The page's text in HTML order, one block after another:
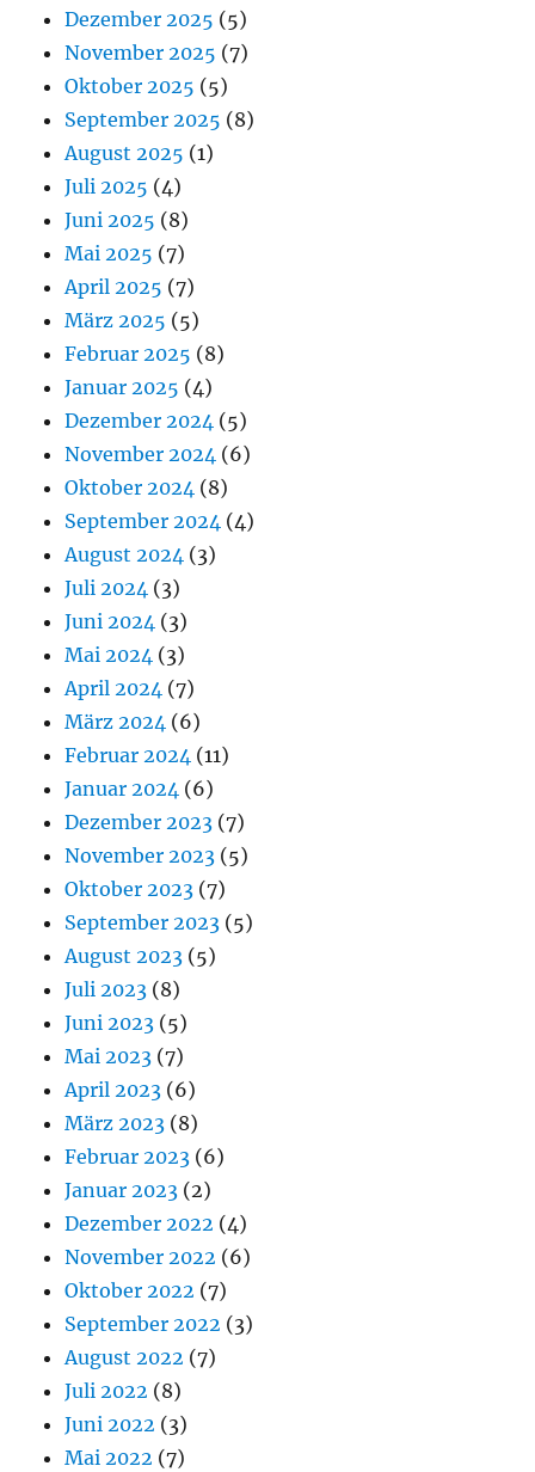
Dezember 2025 (5)
November 2025 (7)
Oktober 2025 (5)
September 2025 (8)
August 2025 (1)
Juli 2025 (4)
Juni 2025 (8)
Mai 2025 (7)
April 2025 (7)
März 2025 (5)
Februar 2025 (8)
Januar 2025 (4)
Dezember 2024 (5)
November 2024 (6)
Oktober 2024 (8)
September 2024 (4)
August 2024 (3)
Juli 2024 (3)
Juni 2024 (3)
Mai 2024 (3)
April 2024 (7)
März 2024 (6)
Februar 2024 (11)
Januar 2024 (6)
Dezember 2023 (7)
November 2023 (5)
Oktober 2023 (7)
September 2023 (5)
August 2023 (5)
Juli 2023 (8)
Juni 2023 (5)
Mai 2023 (7)
April 2023 (6)
März 2023 (8)
Februar 2023 (6)
Januar 2023 (2)
Dezember 2022 (4)
November 2022 (6)
Oktober 2022 (7)
September 2022 (3)
August 2022 (7)
Juli 2022 (8)
Juni 2022 (3)
Mai 2022 (7)